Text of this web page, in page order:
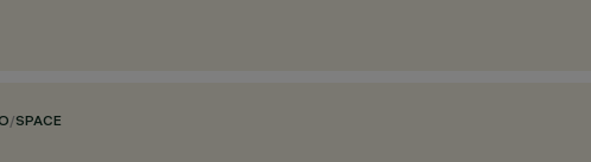
/SPACE